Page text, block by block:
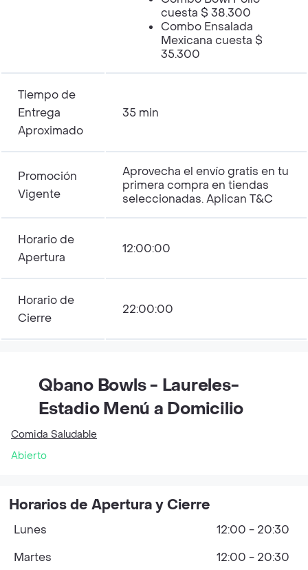
cuesta $ 38.300
Combo Ensalada
Mexicana cuesta $
35.300
Tiempo de
Entrega
Aproximado
35 min
Promoción
Vigente
Aprovecha el envío gratis en tu
primera compra en tiendas
seleccionadas. Aplican T&C
Horario de
Apertura
12:00:00
Horario de
Cierre
22:00:00
Qbano Bowls - Laureles-
Estadio Menú a Domicilio
Comida Saludable
Abierto
Horarios de Apertura y Cierre
Lunes
12:00 - 20:30
Martes
12:00 - 20:30